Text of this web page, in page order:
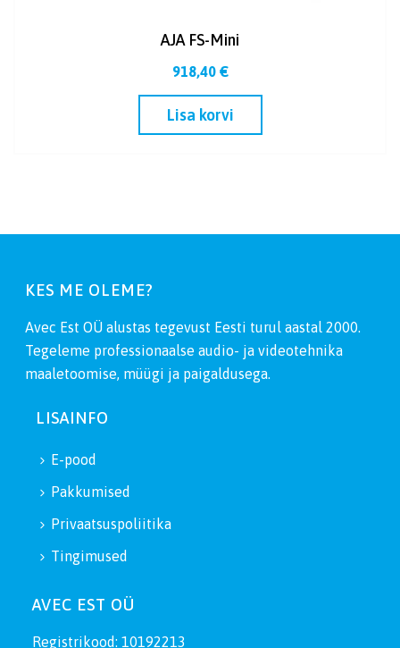
AJA FS-Mini
918,40 €
Lisa korvi
KES ME OLEME?
Avec Est OÜ alustas tegevust Eesti turul aastal 2000.
Tegeleme professionaalse audio- ja videotehnika
maaletoomise, müügi ja paigaldusega.
LISAINFO
E-pood
Pakkumised
Privaatsuspoliitika
Tingimused
AVEC EST OÜ
Registrikood: 10192213